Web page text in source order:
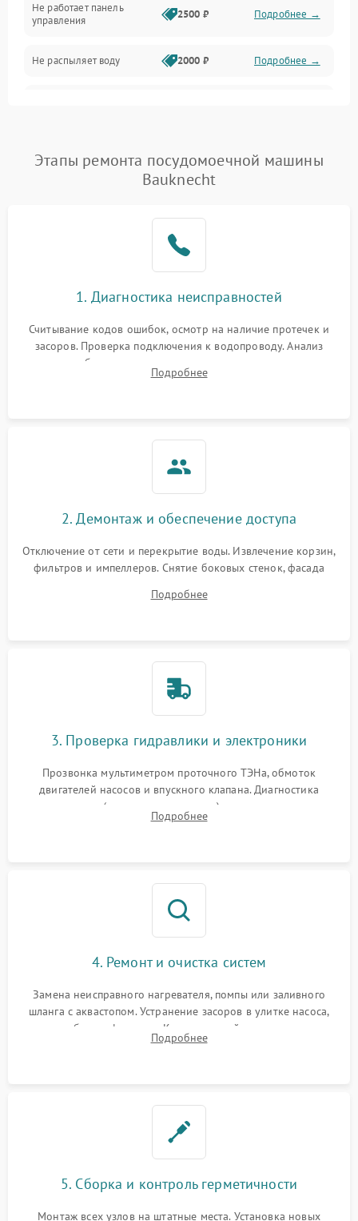
Гигиена
Программное обеспечение
Не работает панель
управления
2500 ₽ Подробнее →
Не распыляет воду 2000 ₽ Подробнее →
Проблемы с набором
воды
1800 ₽ Подробнее →
1700 ₽
циркуляционным насосом
2100 ₽ Подробнее →
Этапы ремонта посудомоечной машины
Bauknecht
1. Диагностика неисправностей
Считывание кодов ошибок, осмотр на наличие протечек и
засоров. Проверка подключения к водопроводу. Анализ
жалоб на отсутствие слива, нагрева, вращения
разбрызгивателей или срабатывание системы защиты
Подробнее
2. Демонтаж и обеспечение доступа
Отключение от сети и перекрытие воды. Извлечение корзин,
фильтров и импеллеров. Снятие боковых стенок, фасада
циркуляционному насосу, ТЭНу и сливной помпе.
Подробнее
3. Проверка гидравлики и электроники
Прозвонка мультиметром проточного ТЭНа, обмоток
двигателей насосов и впускного клапана. Диагностика
прессостата (датчика уровня воды), датчика мутности,
концевика дверцы и электронного модуля управления.
Подробнее
4. Ремонт и очистка систем
Замена неисправного нагревателя, помпы или заливного
шланга с аквастопом. Устранение засоров в улитке насоса,
патрубках и фильтрах. Компонентный ремонт платы
управления, восстановление поврежденной проводки.
Подробнее
5. Сборка и контроль герметичности
Монтаж всех узлов на штатные места. Установка новых